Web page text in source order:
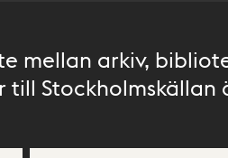
mellan arkiv,
Stockholmskällan